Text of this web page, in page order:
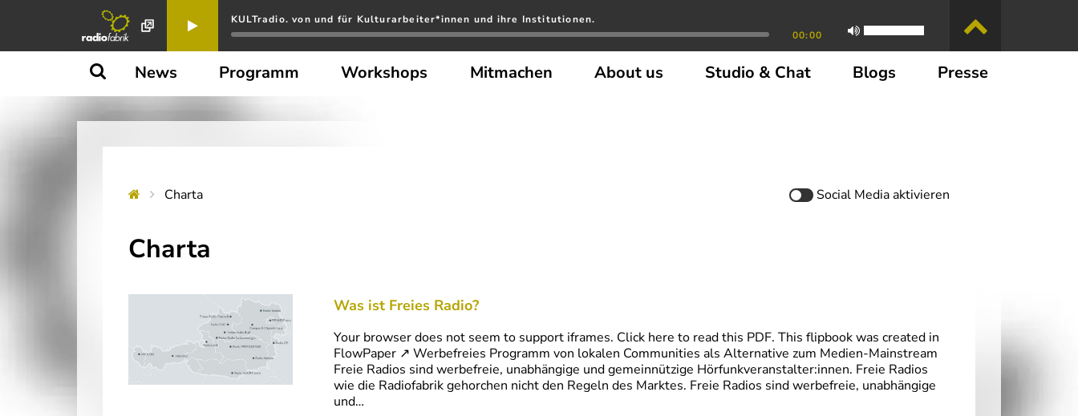
KULTradio. von und für Kulturarbeiter*innen und ihre Institutionen.
00:00
News Programm Workshops Mitmachen About us Studio & Chat Blogs Presse
Charta Social Mediaaktivieren
Charta
Was ist Freies Radio?
Your browser does not seem to support iframes. Click here to read this PDF. This flipbook was created in
FlowPaper ↗ Werbefreies Programm von lokalen Communities als Alternative zum Medien-Mainstream
Freie Radios sind werbefreie, unabhängige und gemeinnützige Hörfunkveranstalter:innen. Freie Radios
wie die Radiofabrik gehorchen nicht den Regeln des Marktes. Freie Radios sind werbefreie, unabhängige
und…